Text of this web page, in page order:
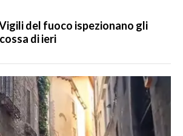
del fuoco ispezionano gli
di ieri